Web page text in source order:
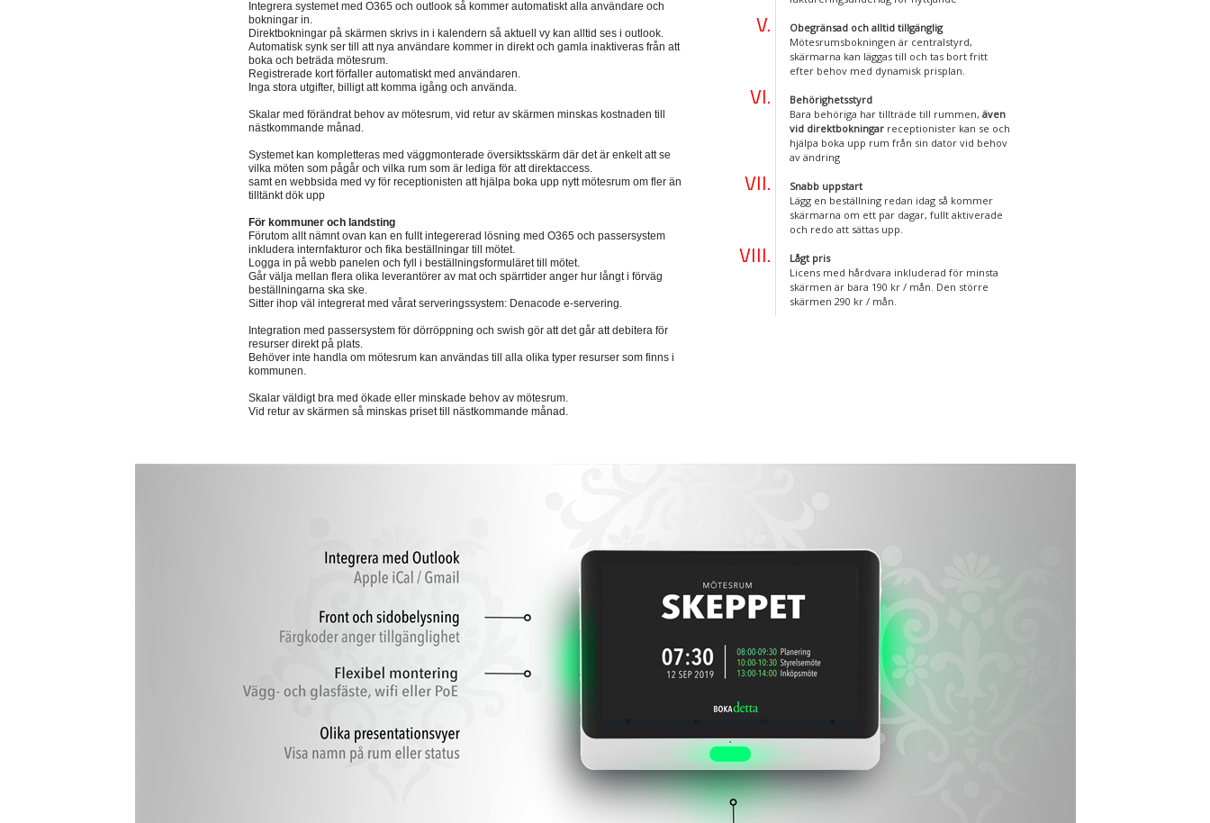
Integrera systemet med O365 och outlook så kommer automatiskt alla användare och
bokningar in.
Direktbokningar på skärmen skrivs in i kalendern så aktuell vy kan alltid ses i outlook.
Automatisk synk ser till att nya användare kommer in direkt och gamla inaktiveras från att
boka och beträda mötesrum.
Registrerade kort förfaller automatiskt med användaren.
Inga stora utgifter, billigt att komma igång och använda.
Skalar med förändrat behov av mötesrum, vid retur av skärmen minskas kostnaden till
nästkommande månad.
Systemet kan kompletteras med väggmonterade översiktsskärm där det är enkelt att se
vilka möten som pågår och vilka rum som är lediga för att direktaccess.
samt en webbsida med vy för receptionisten att hjälpa boka upp nytt mötesrum om fler än
tilltänkt dök upp
För kommuner och landsting
Förutom allt nämnt ovan kan en fullt integererad lösning med O365 och passersystem
inkludera internfakturor och fika beställningar till mötet.
Logga in på webb panelen och fyll i beställningsformuläret till mötet.
Går välja mellan flera olika leverantörer av mat och spärrtider anger hur långt i förväg
beställningarna ska ske.
Sitter ihop väl integrerat med vårat serveringssystem: Denacode e-servering.
Integration med passersystem för dörröppning och swish gör att det går att debitera för
resurser direkt på plats.
Behöver inte handla om mötesrum kan användas till alla olika typer resurser som finns i
kommunen.
Skalar väldigt bra med ökade eller minskade behov av mötesrum.
Vid retur av skärmen så minskas priset till nästkommande månad.
Obegränsad och alltid tillgänglig
Mötesrumsbokningen är centralstyrd,
skärmarna kan läggas till och tas bort fritt
efter behov med dynamisk prisplan.
Behörighetsstyrd
Bara behöriga har tillträde till rummen, även
vid direktbokningarreceptionister kan se och
hjälpa boka upp rum från sin dator vid behov
av ändring
Snabb uppstart
Lägg en beställning redan idag så kommer
skärmarna om ett par dagar, fullt aktiverade
och redo att sättas upp.
Lågt pris
Licens med hårdvara inkluderad för minsta
skärmen är bara 190 kr / mån. Den större
skärmen 290 kr / mån.